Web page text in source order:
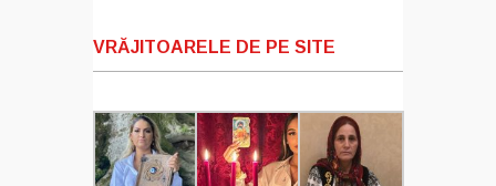
VRĂJITOARELE DE PE SITE